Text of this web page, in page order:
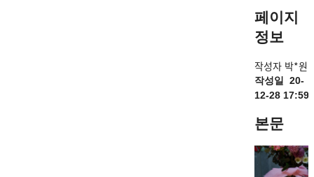
페이지
정보
작성자 박*원
작성일
20-
12-28 17:59
본문